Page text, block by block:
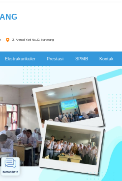
Jl. Ahmad Yani No.22, Karawang
Ekstrakurikuler Prestasi SPMB Kontak